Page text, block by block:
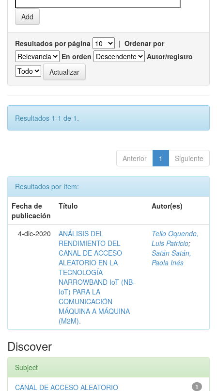
Resultados por página | Ordenar por
En orden
Autor/registro
Resultados 1-1 de 1.
Anterior 1 Siguiente
Resultados por ítem:
Fecha de
publicación
Título Autor(es)
4-dic-2020
ANÁLISIS DEL
RENDIMIENTO DEL
CANAL DE ACCESO
ALEATORIO EN LA
TECNOLOGÍA
NARROWBAND IoT (NB-
IoT) PARA LA
COMUNICACIÓN
MÁQUINA A MÁQUINA
(M2M).
Tello Oquendo,
Luis Patricio;
Satán Satán,
Paola Inés
Discover
Subject
1
CANAL DE ACCESO ALEATORIO